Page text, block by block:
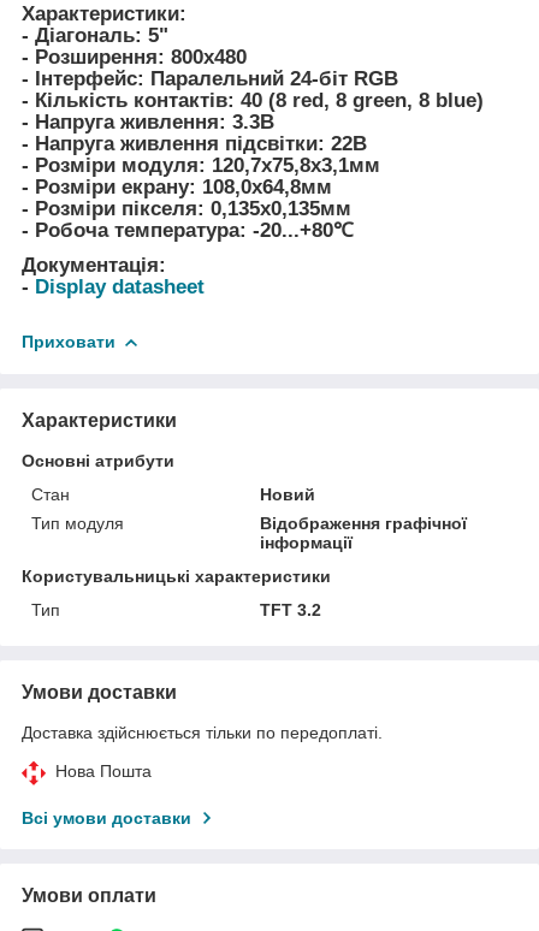
Характеристики:
- Діагональ: 5"
- Розширення: 800x480
- Інтерфейс: Паралельний 24-біт RGB
- Кількість контактів: 40 (8 red, 8 green, 8 blue)
- Напруга живлення: 3.3В
- Напруга живлення підсвітки: 22В
- Розміри модуля: 120,7х75,8х3,1мм
- Розміри екрану: 108,0х64,8мм
- Розміри пікселя: 0,135х0,135мм
- Робоча температура: -20...+80℃
Документація:
- Display datasheet
Приховати
Характеристики
Основні атрибути
Стан
Новий
Тип модуля
Відображення графічної
інформації
Користувальницькі характеристики
Тип
TFT 3.2
Умови доставки
Доставка здійснюється тільки по передоплаті.
Нова Пошта
Всі умови доставки
Умови оплати